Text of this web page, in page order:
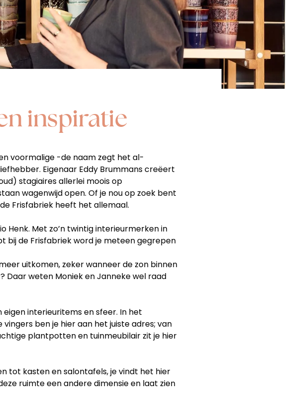
inspiratie
voormalige -de naam zegt het al-
Eigenaar Eddy Brummans creëert
stagiaires allerlei moois op
wagenwijd open. Of je nou op zoek bent
Frisfabriek heeft het allemaal.
Henk. Met zo’n twintig interieurmerken in
bij de Frisfabriek word je meteen gegrepen
uitkomen, zeker wanneer de zon binnen
Daar weten Moniek en Janneke wel raad
interieuritems en sfeer. In het
ben je hier aan het juiste adres; van
plantpotten en tuinmeubilair zit je hier
tot kasten en salontafels, je vindt het hier
ruimte een andere dimensie en laat zien